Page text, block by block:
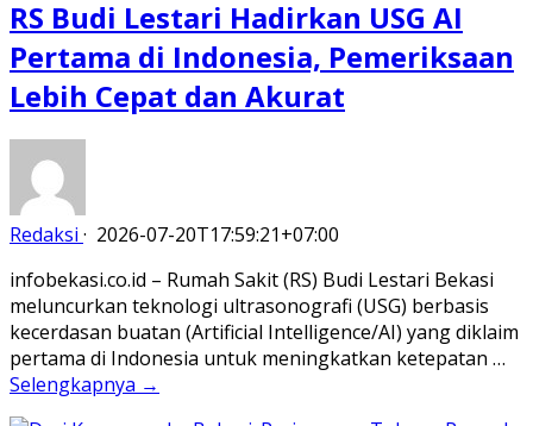
RS Budi Lestari Hadirkan USG AI
Pertama di Indonesia, Pemeriksaan
Lebih Cepat dan Akurat
Redaksi · 2026-07-20T17:59:21+07:00
infobekasi.co.id – Rumah Sakit (RS) Budi Lestari Bekasi
meluncurkan teknologi ultrasonografi (USG) berbasis
kecerdasan buatan (Artificial Intelligence/AI) yang diklaim
pertama di Indonesia untuk meningkatkan ketepatan …
Selengkapnya →